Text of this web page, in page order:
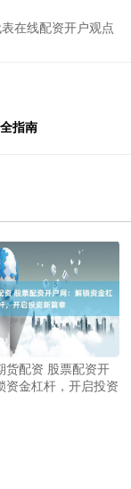
在线配资开户观点
指南
货配资 股票配资开
资金杠杆，开启投资